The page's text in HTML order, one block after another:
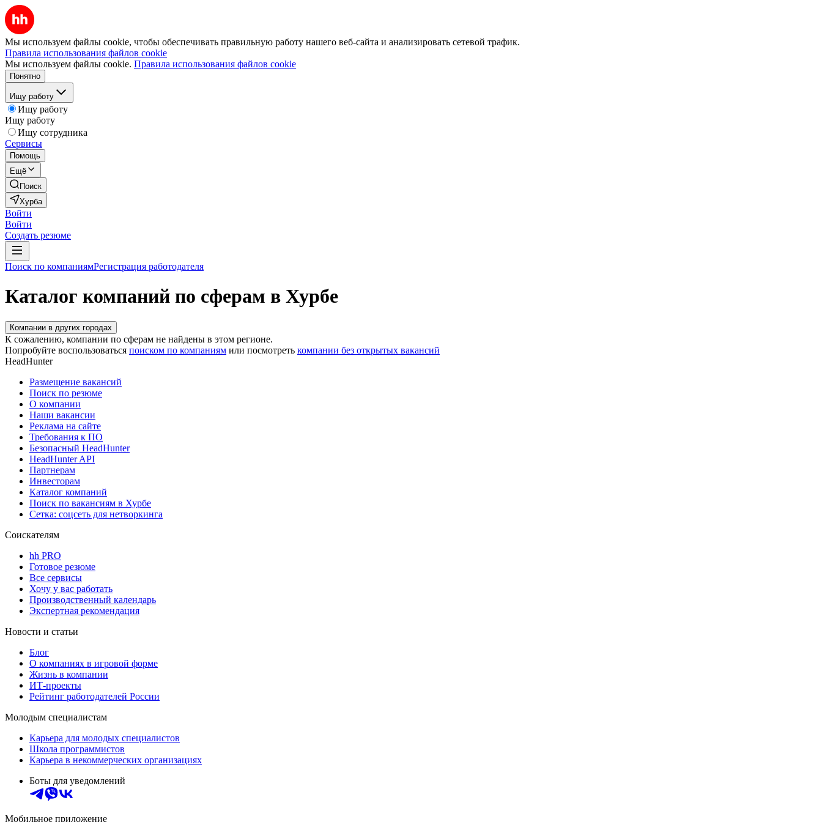
Мы используем файлы cookie, чтобы обеспечивать правильную работу нашего веб-сайта и анализировать сетевой трафик.
Правила использования файлов cookie
Мы используем файлы cookie. Правила использования файлов cookie
Понятно
Ищу работу
Ищу работу
Ищу работу
Ищу сотрудника
Сервисы
Помощь
Ещё
Поиск
Хурба
Войти
Войти
Создать резюме
Поиск по компаниямРегистрация работодателя
Каталог компаний по сферам в Хурбе
Компании в других городах
К сожалению, компании по сферам не найдены в этом регионе.
Попробуйте воспользоваться поиском по компаниям или посмотреть компании без открытых вакансий
HeadHunter
Размещение вакансий
Поиск по резюме
О компании
Наши вакансии
Реклама на сайте
Требования к ПО
Безопасный HeadHunter
HeadHunter API
Партнерам
Инвесторам
Каталог компаний
Поиск по вакансиям в Хурбе
Сетка: соцсеть для нетворкинга
Соискателям
hh PRO
Готовое резюме
Все сервисы
Хочу у вас работать
Производственный календарь
Экспертная рекомендация
Новости и статьи
Блог
О компаниях в игровой форме
Жизнь в компании
ИТ-проекты
Рейтинг работодателей России
Молодым специалистам
Карьера для молодых специалистов
Школа программистов
Карьера в некоммерческих организациях
Боты для уведомлений
Мобильное приложение